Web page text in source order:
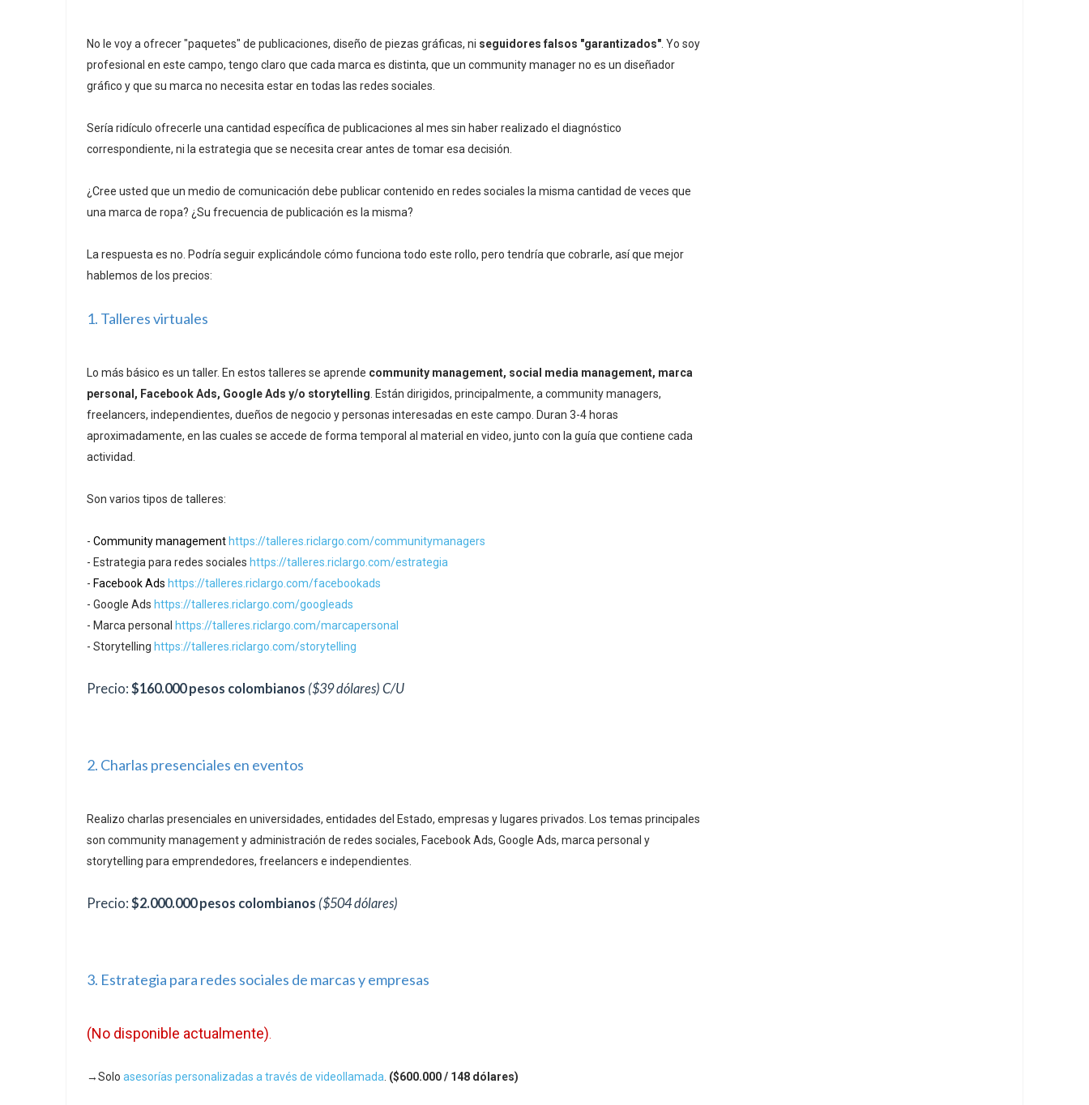
No le voy a ofrecer "paquetes" de publicaciones, diseño de piezas gráficas, ni seguidores falsos "garantizados" . Yo soy
profesional en este campo, tengo claro que cada marca es distinta, que un community manager no es un diseñador
gráfico y que su marca no necesita estar en todas las redes sociales.
Sería ridículo ofrecerle una cantidad específica de publicaciones al mes sin haber realizado el diagnóstico
correspondiente, ni la estrategia que se necesita crear antes de tomar esa decisión.
¿Cree usted que un medio de comunicación debe publicar contenido en redes sociales la misma cantidad de veces que
una marca de ropa? ¿Su frecuencia de publicación es la misma?
La respuesta es no. Podría seguir explicándole cómo funciona todo este rollo, pero tendría que cobrarle, así que mejor
hablemos de los precios:
1. Talleres virtuales
Lo más básico es un taller. En estos talleres se aprende community management, social media management, marca
personal, Facebook Ads, Google Ads y/o storytelling . Están dirigidos, principalmente, a community managers,
freelancers, independientes, dueños de negocio y personas interesadas en este campo. Duran 3-4 horas
aproximadamente, en las cuales se accede de forma temporal al material en video, junto con la guía que contiene cada
actividad.
Son varios tipos de talleres:
- Community management https://talleres.riclargo.com/communitymanagers
- Estrategia para redes sociales https://talleres.riclargo.com/estrategia
- Facebook Ads https://talleres.riclargo.com/facebookads
- Google Ads https://talleres.riclargo.com/googleads
- Marca personal https://talleres.riclargo.com/marcapersonal
- Storytelling https://talleres.riclargo.com/storytelling
Precio: $160.000 pesos colombianos ($39 dólares) C/U
2. Charlas presenciales en eventos
Realizo charlas presenciales en universidades, entidades del Estado, empresas y lugares privados. Los temas principales
son community management y administración de redes sociales, Facebook Ads, Google Ads, marca personal y
storytelling para emprendedores, freelancers e independientes.
Precio: $2.000.000 pesos colombianos ($504 dólares)
3. Estrategia para redes sociales de marcas y empresas
(No disponible actualmente)
→Solo asesorías personalizadas a través de videollamada ($600.000 / 148 dólares)